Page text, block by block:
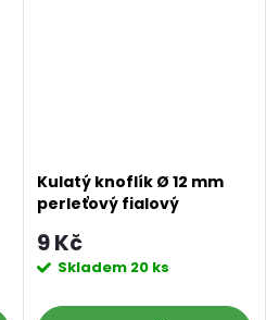
Kulatý knoflík Ø 12 mm
perleťový fialový
9 Kč
Skladem 20 ks